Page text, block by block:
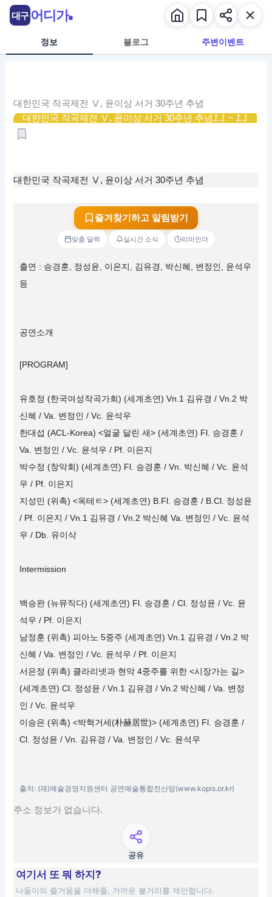
정보 블로그 주변이벤트
대한민국 작곡제전 Ⅴ, 윤이상 서거 30주년 추념
대한민국 작곡제전 Ⅴ, 윤이상 서거 30주년 추념1.1 ~ 1.1
대한민국 작곡제전 Ⅴ, 윤이상 서거 30주년 추념
즐겨찾기하고 알림받기
맞춤 달력 실시간 소식 리마인더
출연 : 승경훈, 정성윤, 이은지, 김유경, 박신혜, 변정인, 윤석우
등
공연소개
[PROGRAM]
유호정 (한국여성작곡가회) (세계초연) Vn.1 김유경 / Vn.2 박
신혜 / Va. 변정인 / Vc. 윤석우
한대섭 (ACL-Korea) <얼굴 달린 새> (세계초연) Fl. 승경훈 /
Va. 변정인 / Vc. 윤석우 / Pf. 이은지
박수정 (창악회) (세계초연) Fl. 승경훈 / Vn. 박신혜 / Vc. 윤석
우 / Pf. 이은지
지성민 (위촉) <옥테ㅌ> (세계초연) B.Fl. 승경훈 / B.Cl. 정성윤
/ Pf. 이은지 / Vn.1 김유경 / Vn.2 박신혜 Va. 변정인 / Vc. 윤석
우 / Db. 유이삭
Intermission
백승완 (뉴뮤직다) (세계초연) Fl. 승경훈 / Cl. 정성윤 / Vc. 윤
석우 / Pf. 이은지
남정훈 (위촉) 피아노 5중주 (세계초연) Vn.1 김유경 / Vn.2 박
신혜 / Va. 변정인 / Vc. 윤석우 / Pf. 이은지
서은정 (위촉) 클라리넷과 현악 4중주를 위한 <시장가는 길>
(세계초연) Cl. 정성윤 / Vn.1 김유경 / Vn.2 박신혜 / Va. 변정
인 / Vc. 윤석우
이승은 (위촉) <박혁거세(朴赫居世)> (세계초연) Fl. 승경훈 /
Cl. 정성윤 / Vn. 김유경 / Va. 변정인 / Vc. 윤석우
출처: (재)예술경영지원센터 공연예술통합전산망(www.kopis.or.kr)
주소 정보가 없습니다.
공유
여기서 또 뭐 하지?
나들이의 즐거움을 더해줄, 가까운 볼거리를 제안합니다.
대구 어디가